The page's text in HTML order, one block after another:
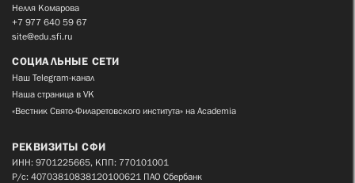
Нелля Комарова
+7 977 640 59 67
site@edu.sfi.ru
СОЦИАЛЬНЫЕ СЕТИ
Наш Telegram-канал
Наша страница в VK
«Вестник Свято-Филаретовского института» на Academia
РЕКВИЗИТЫ СФИ
ИНН: 9701225665, КПП: 770101001
Р/с: 40703810838120100621 ПАО Сбербанк